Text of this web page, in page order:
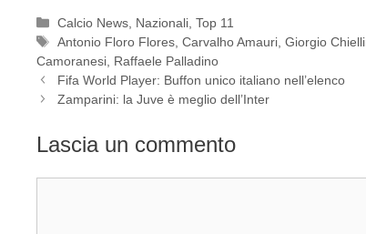
Categorie
Calcio News Nazionali ,Top 11
Tag
Antonio Floro Flores ,Carvalho Amauri ,Giorgio
Camoranesi Raffaele Palladino
Fifa World Player: Buffon unico italiano nell’elenco
Zamparini: la Juve è meglio dell’Inter
Lascia un commento